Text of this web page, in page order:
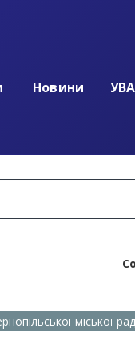
Новини
міської